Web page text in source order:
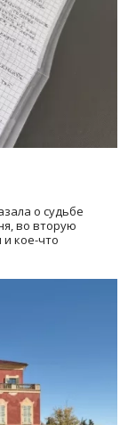
о судьбе
во вторую
кое-что